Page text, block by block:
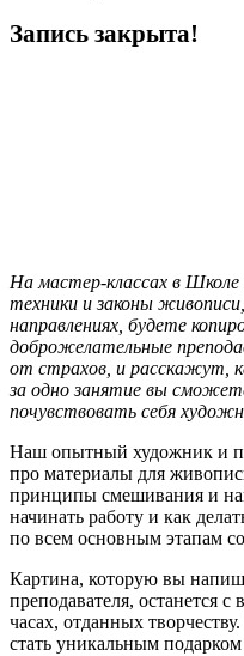
Запись закрыта!
На мастер-классах в Школе
техники и законы
направлениях, будете
доброжелательные
от страхов, и расскажут,
за одно занятие вы
почувствовать себя
Наш опытный художник и
про материалы для
принципы смешивания и
начинать работу и как
по всем основным этапам
Картина, которую вы
преподавателя, останется
часах, отданных
стать уникальным